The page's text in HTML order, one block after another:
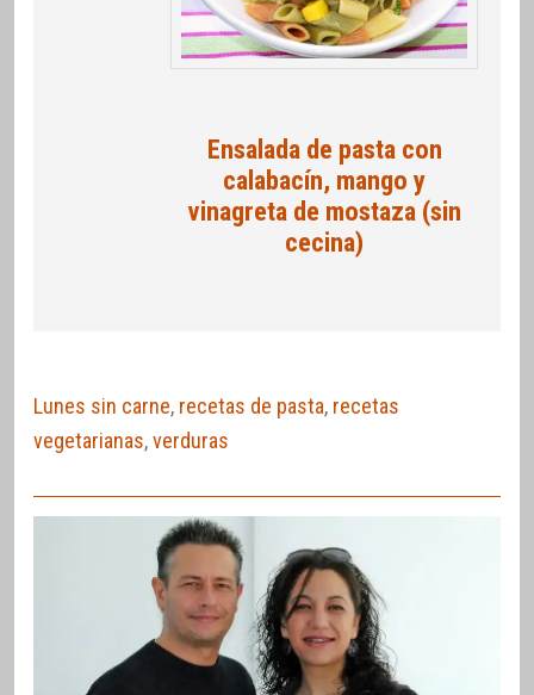
Ensalada de pasta con
calabacín, mango y
vinagreta de mostaza (sin
cecina)
Lunes sin carne, recetas de pasta, recetas
vegetarianas,verduras